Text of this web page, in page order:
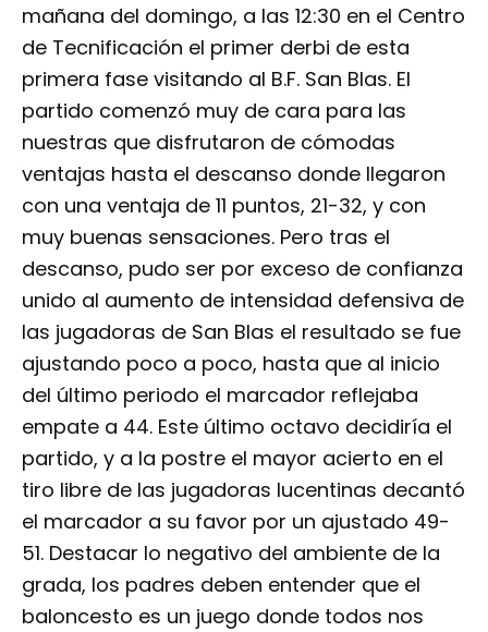
mañana del domingo, a las 12:30 en el Centro
de Tecnificación el primer derbi de esta
primera fase visitando al B.F. San Blas. El
partido comenzó muy de cara para las
nuestras que disfrutaron de cómodas
ventajas hasta el descanso donde llegaron
con una ventaja de 11 puntos, 21-32, y con
muy buenas sensaciones. Pero tras el
descanso, pudo ser por exceso de confianza
unido al aumento de intensidad defensiva de
las jugadoras de San Blas el resultado se fue
ajustando poco a poco, hasta que al inicio
del último periodo el marcador reflejaba
empate a 44. Este último octavo decidiría el
partido, y a la postre el mayor acierto en el
tiro libre de las jugadoras lucentinas decantó
el marcador a su favor por un ajustado 49-
51. Destacar lo negativo del ambiente de la
grada, los padres deben entender que el
baloncesto es un juego donde todos nos